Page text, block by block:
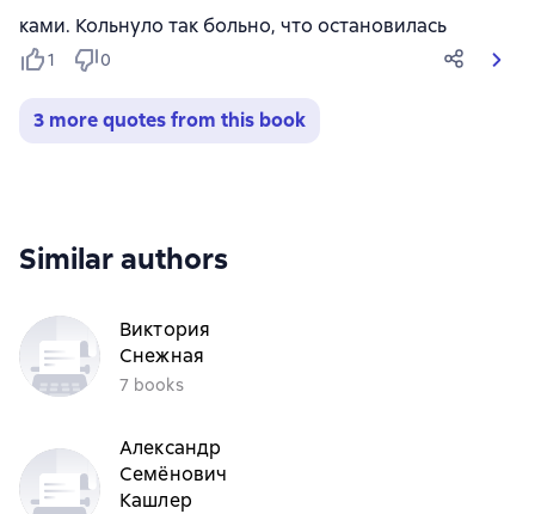
ками. Кольнуло так больно, что остановилась
1 0
3 more quotes from this book
Similar authors
Виктория
Снежная
7 books
Александр
Семёнович
Кашлер